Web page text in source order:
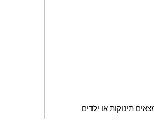
תינוקות או ילדים